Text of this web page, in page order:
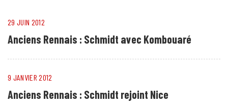
29 JUIN 2012
Anciens Rennais : Schmidt avec Kombouaré
9 JANVIER 2012
Anciens Rennais : Schmidt rejoint Nice